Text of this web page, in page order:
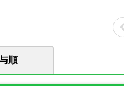
順